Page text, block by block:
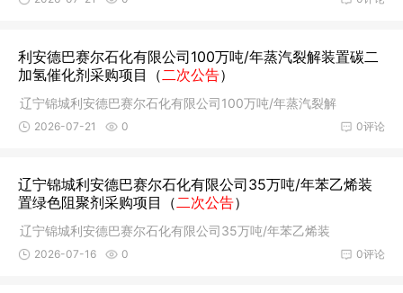
利安德巴赛尔石化有限公司100万吨/年蒸汽裂解装置碳二
加氢催化剂采购项目（二次公告）
辽宁锦城利安德巴赛尔石化有限公司100万吨/年蒸汽裂解
0评论
2026-07-21 0
辽宁锦城利安德巴赛尔石化有限公司35万吨/年苯乙烯装
置绿色阻聚剂采购项目（二次公告）
辽宁锦城利安德巴赛尔石化有限公司35万吨/年苯乙烯装
0评论
2026-07-16 0